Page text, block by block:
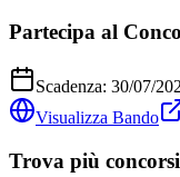
Partecipa al
Scadenza: 30/07/
Visualizza Bando
Trova più